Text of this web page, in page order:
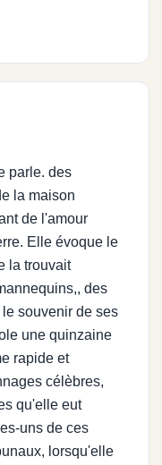
parle. des
la maison
de l'amour
Elle évoque le
la trouvait
des
souvenir de ses
une quinzaine
rapide et
célèbres,
qu'elle eut
uns de ces
lorsqu'elle